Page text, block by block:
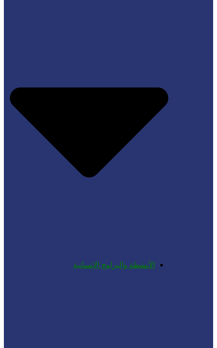
الأنشطة والبرامج الإنسانية